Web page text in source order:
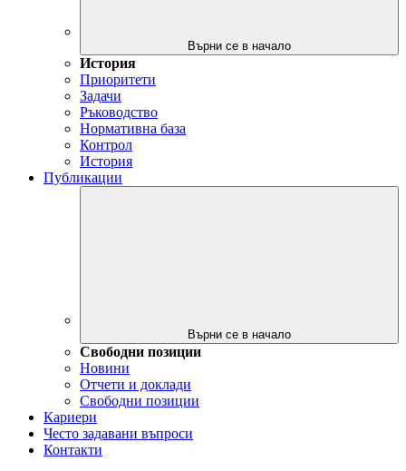
Върни се в начало
История
Приоритети
Задачи
Ръководство
Нормативна база
Контрол
История
Публикации
Върни се в начало
Свободни позиции
Новини
Отчети и доклади
Свободни позиции
Кариери
Често задавани въпроси
Контакти